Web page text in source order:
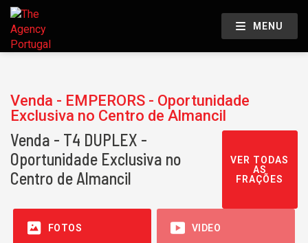
MENU
Venda - EMPERORS - Oportunidade
Exclusiva no Centro de Almancil
Venda - T4 DUPLEX -
Oportunidade Exclusiva no
Centro de Almancil
VER TODAS
AS
FRAÇÕES
FOTOS VIDEO